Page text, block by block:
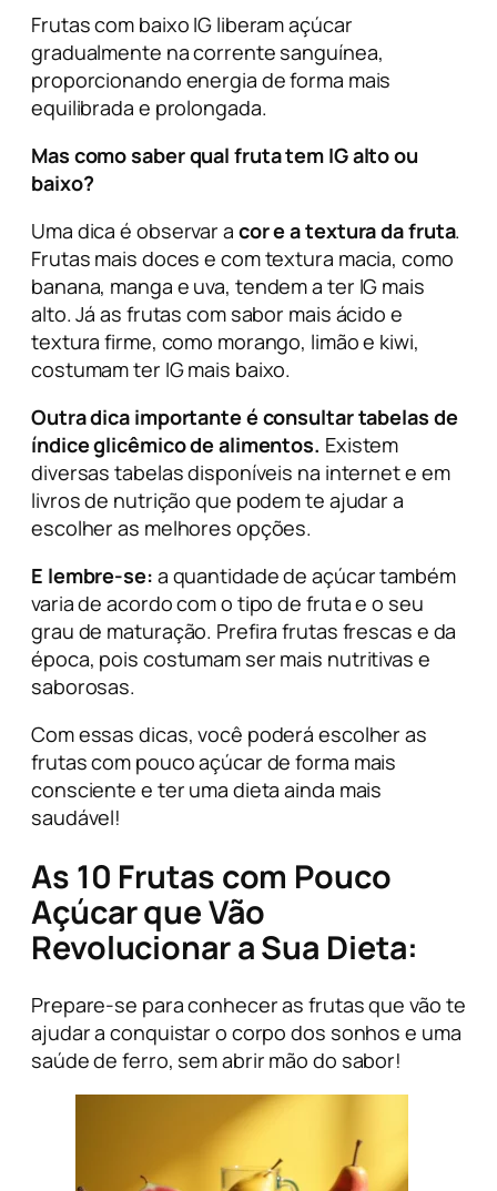
Frutas com baixo IG liberam açúcar
gradualmente na corrente sanguínea,
proporcionando energia de forma mais
equilibrada e prolongada.
Mas como saber qual fruta tem IG alto ou
baixo?
Uma dica é observar a cor e a textura da fruta.
Frutas mais doces e com textura macia, como
banana, manga e uva, tendem a ter IG mais
alto. Já as frutas com sabor mais ácido e
textura firme, como morango, limão e kiwi,
costumam ter IG mais baixo.
Outra dica importante é consultar tabelas de
índice glicêmico de alimentos. Existem
diversas tabelas disponíveis na internet e em
livros de nutrição que podem te ajudar a
escolher as melhores opções.
E lembre-se: a quantidade de açúcar também
varia de acordo com o tipo de fruta e o seu
grau de maturação. Prefira frutas frescas e da
época, pois costumam ser mais nutritivas e
saborosas.
Com essas dicas, você poderá escolher as
frutas com pouco açúcar de forma mais
consciente e ter uma dieta ainda mais
saudável!
As 10 Frutas com Pouco
Açúcar que Vão
Revolucionar a Sua Dieta:
Prepare-se para conhecer as frutas que vão te
ajudar a conquistar o corpo dos sonhos e uma
saúde de ferro, sem abrir mão do sabor!